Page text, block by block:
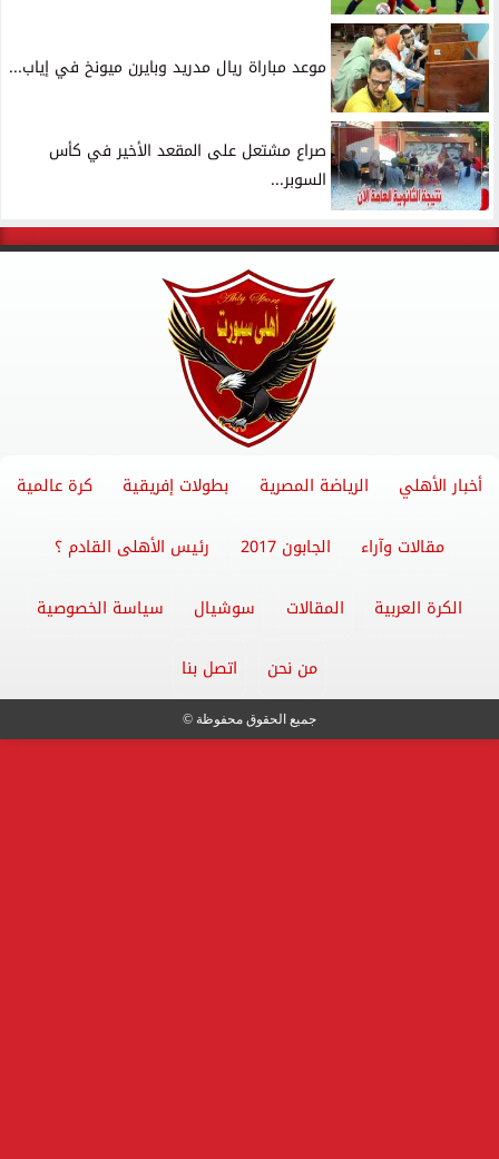
موعد مباراة ريال مدريد وبايرن ميونخ في إياب...
صراع مشتعل على المقعد الأخير في كأس
السوبر...
أخبار الأهلي الرياضة المصرية بطولات إفريقية كرة عالمية
مقالات وآراء الجابون 2017 رئيس الأهلى القادم ؟
الكرة العربية المقالات سوشيال سياسة الخصوصية
من نحن اتصل بنا
جميع الحقوق محفوظة ©